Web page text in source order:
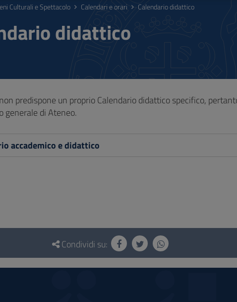
Culturali e Spettacolo Calendari e orari Calendario didattico
didattico
predispone un proprio Calendario didattico specifico,
generale di Ateneo.
accademico e didattico
Condividi su: